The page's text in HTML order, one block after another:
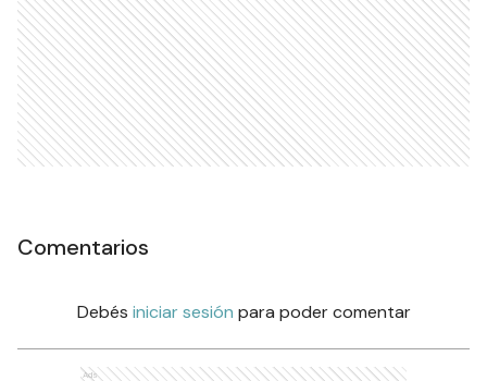
Comentarios
Debés iniciar sesión para poder comentar
Ads